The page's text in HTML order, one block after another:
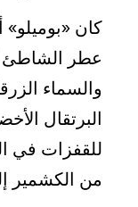
عطر الشاطئ
والسماء
البرتقال
للقفزات في
من الكشمير